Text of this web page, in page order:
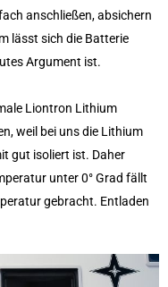
anschließen, absichern
lässt sich die Batterie
Argument ist.
Liontron Lithium
weil bei uns die Lithium
gut isoliert ist. Daher
unter 0° Grad fällt
gebracht. Entladen